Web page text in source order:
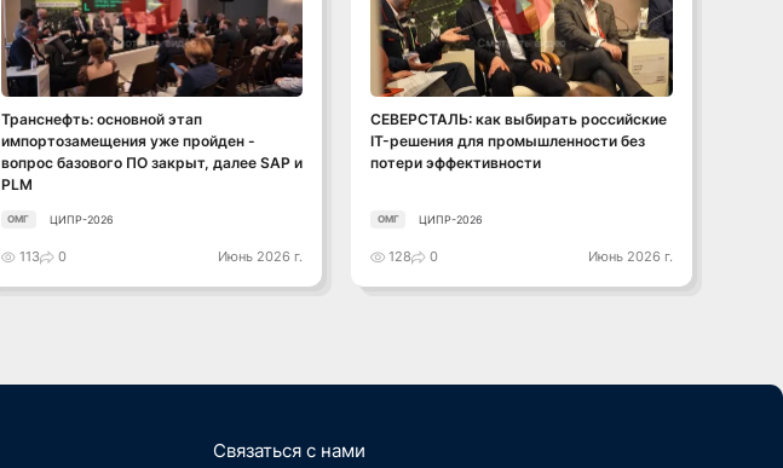
Смотреть видео
Транснефть: основной этап
импортозамещения уже пройден -
вопрос базового ПО закрыт, далее SAP и
PLM
ОМГ ЦИПР-2026
113 0 Июнь 2026 г.
Смотреть видео
СЕВЕРСТАЛЬ: как выбирать российские
IT-решения для промышленности без
потери эффективности
ОМГ ЦИПР-2026
128 0 Июнь 2026 г.
Связаться с нами